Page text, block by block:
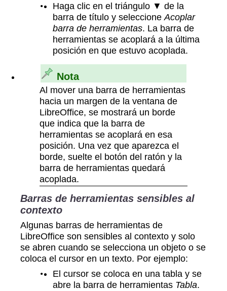
Haga clic en el triángulo ▼ de la
barra de título y seleccioneAcoplar
barra de herramientas. La barra de
herramientas se acoplará a la última
posición en que estuvo acoplada.
Nota
Al mover una barra de herramientas
hacia un margen de la ventana de
LibreOffice, se mostrará un borde
que indica que la barra de
herramientas se acoplará en esa
posición. Una vez que aparezca el
borde, suelte el botón del ratón y la
barra de herramientas quedará
acoplada.
Barras de herramientas sensibles al
contexto
Algunas barras de herramientas de
LibreOffice son sensibles al contexto y solo
se abren cuando se selecciona un objeto o se
coloca el cursor en un texto. Por ejemplo:
El cursor se coloca en una tabla y se
abre la barra de herramientas Tabla.